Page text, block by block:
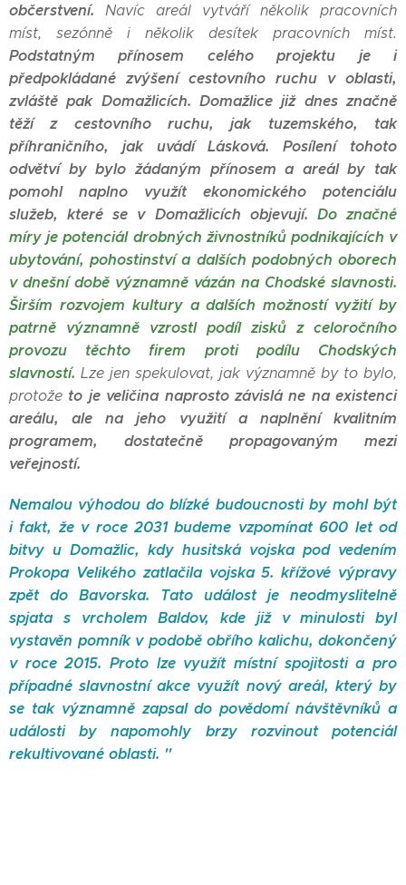
občerstvení. Navíc areál vytváří několik pracovních
míst, sezónně i několik desítek pracovních míst.
Podstatným přínosem celého projektu je i
předpokládané zvýšení cestovního ruchu v oblasti,
zvláště pak Domažlicích. Domažlice již dnes značně
těží z cestovního ruchu, jak tuzemského, tak
příhraničního, jak uvádí Lásková. Posílení tohoto
odvětví by bylo žádaným přínosem a areál by tak
pomohl naplno využít ekonomického potenciálu
služeb, které se v Domažlicích objevují. Do značné
míry je potenciál drobných živnostníků podnikajících v
ubytování, pohostinství a dalších podobných oborech
v dnešní době významně vázán na Chodské slavnosti.
Širším rozvojem kultury a dalších možností vyžití by
patrně významně vzrostl podíl zisků z celoročního
provozu těchto firem proti podílu Chodských
slavností. Lze jen spekulovat, jak významně by to bylo,
protože to je veličina naprosto závislá ne na existenci
areálu, ale na jeho využití a naplnění kvalitním
programem, dostatečně propagovaným mezi
veřejností.
Nemalou výhodou do blízké budoucnosti by mohl být
i fakt, že v roce 2031 budeme vzpomínat 600 let od
bitvy u Domažlic, kdy husitská vojska pod vedením
Prokopa Velikého zatlačila vojska 5. křížové výpravy
zpět do Bavorska. Tato událost je neodmyslitelně
spjata s vrcholem Baldov, kde již v minulosti byl
vystavěn pomník v podobě obřího kalichu, dokončený
v roce 2015. Proto lze využít místní spojitosti a pro
případné slavnostní akce využít nový areál, který by
se tak významně zapsal do povědomí návštěvníků a
události by napomohly brzy rozvinout potenciál
rekultivované oblasti. ''